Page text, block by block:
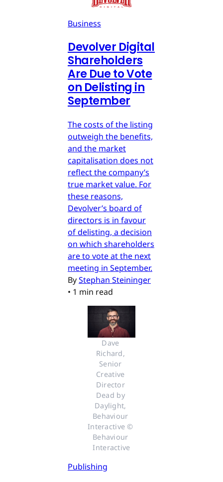
Business
Devolver Digital
Shareholders
Are Due to Vote
on Delisting in
September
The costs of the listing
outweigh the benefits,
and the market
capitalisation does not
reflect the company’s
true market value. For
these reasons,
Devolver’s board of
directors is in favour
of delisting, a decision
on which shareholders
are to vote at the next
meeting in September.
ByStephan Steininger
• 1 min read
Dave
Richard,
Senior
Creative
Director
Dead by
Daylight,
Behaviour
Interactive ©
Behaviour
Interactive
Publishing